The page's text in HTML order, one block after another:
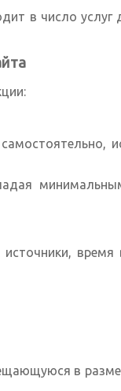
в число услуг
в